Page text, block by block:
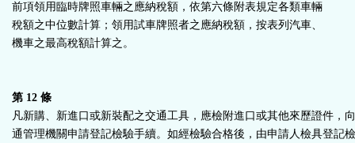
前項領用臨時牌照車輛之應納稅額，依第六條附表規定各類車輛
稅額之中位數計算；領用試車牌照者之應納稅額，按表列汽車、
機車之最高稅額計算之。
第 12 條
凡新購、新進口或新裝配之交通工具，應檢附進口或其他來歷證件，
通管理機關申請登記檢驗手續。如經檢驗合格後，由申請人檢具登記